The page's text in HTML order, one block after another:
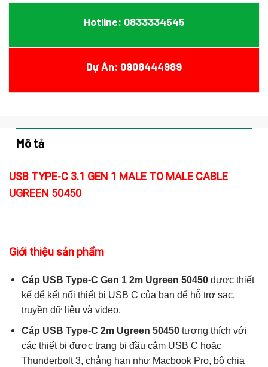
Hotline: 0833334545
Dự Án: 0908444989
Mô tả
USB TYPE-C 3.1 GEN 1 MALE TO MALE CABLE
UGREEN 50450
Giới thiệu sản phẩm
Cáp USB Type-C Gen 1 2m Ugreen 50450được thiết
kế để kết nối thiết bị USB C của bạn để hỗ trợ sạc,
truyền dữ liệu và video.
Cáp USB Type-C 2m Ugreen 50450 tương thích với
các thiết bị được trang bị đầu cắm USB C hoặc
Thunderbolt 3, chẳng hạn như Macbook Pro, bộ chia